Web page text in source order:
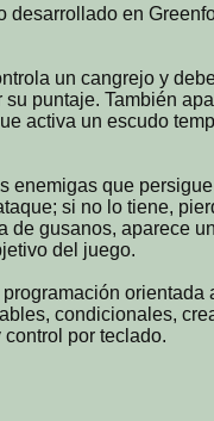
desarrollado en
un cangrejo y
puntaje. También
activa un escudo
enemigas que
si no lo tiene,
de gusanos, aparece
del juego.
orientada
condicionales,
por teclado.